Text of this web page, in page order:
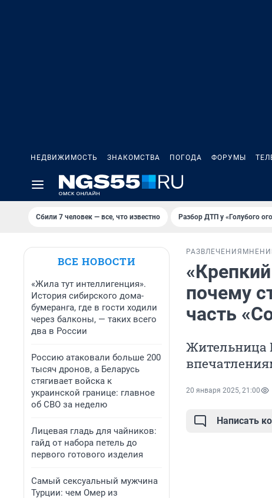
НЕДВИЖИМОСТЬ ЗНАКОМСТВА ПОГОДА ФОРУМЫ
Сбили 7 человек — все, что известно Разбор ДТП у «Голубого
ВСЕ НОВОСТИ
«Жила тут интеллигенция».
История сибирского дома-
бумеранга, где в гости ходили
через балконы, — таких всего
два в России
Россию атаковали больше 200
тысяч дронов, а Беларусь
стягивает войска к
украинской границе: главное
об СВО за неделю
Лицевая гладь для чайников:
гайд от набора петель до
первого готового изделия
Самый сексуальный мужчина
Турции: чем Омер из
РАЗВЛЕЧЕНИЯ
почему
часть
Жительница
20 января 2025, 21:00
Написать